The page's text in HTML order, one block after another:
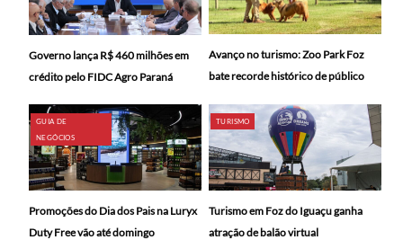
Governo lança R$ 460 milhões em
crédito pelo FIDC Agro Paraná
Avanço no turismo: Zoo Park Foz
bate recorde histórico de público
GUIA DE
NEGÓCIOS
Promoções do Dia dos Pais na Luryx
Duty Free vão até domingo
TURISMO
Turismo em Foz do Iguaçu ganha
atração de balão virtual